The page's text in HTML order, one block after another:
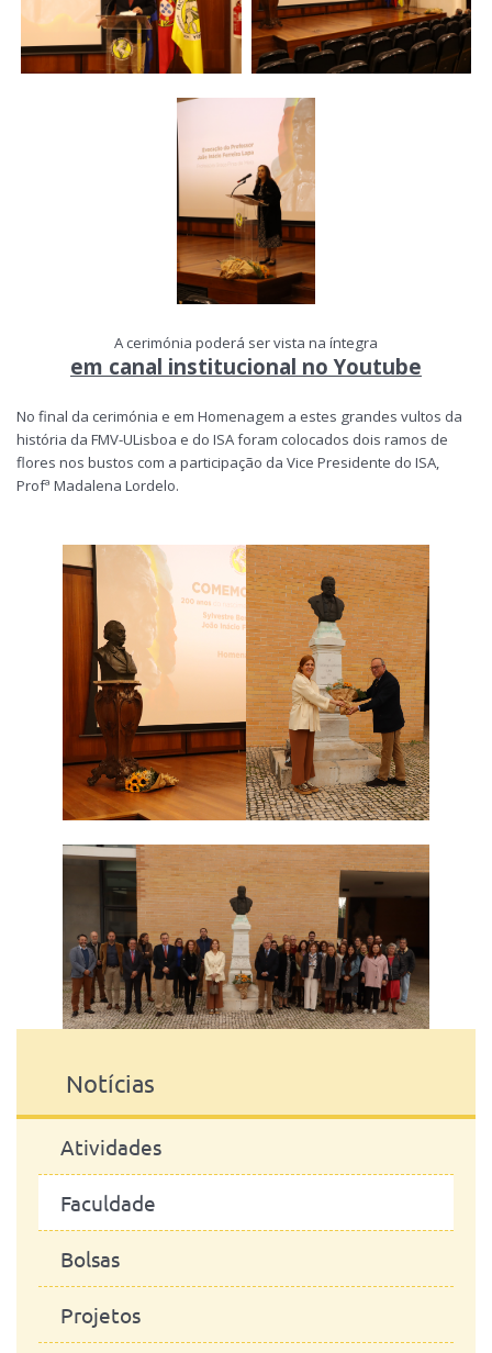
A cerimónia poderá ser vista na íntegra
em canal institucional no Youtube
No final da cerimónia e em Homenagem a estes grandes vultos da
história da FMV-ULisboa e do ISA foram colocados dois ramos de
flores nos bustos com a participação da Vice Presidente do ISA,
Profª Madalena Lordelo.
Notícias
Atividades
Faculdade
Bolsas
Projetos